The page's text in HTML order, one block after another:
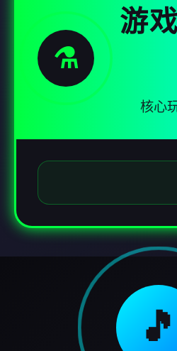
⚗️
游
核心
🎵